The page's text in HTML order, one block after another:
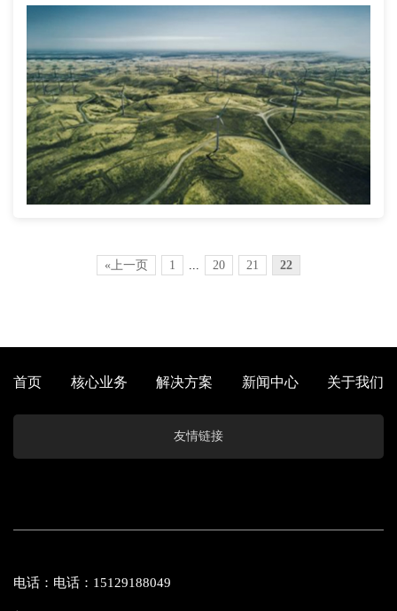
«上一页 1 ... 20 21 22
首页 核心业务 解决方案 新闻中心 关于我们
友情链接
电话：电话：15129188049